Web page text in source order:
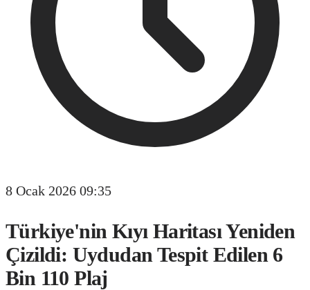
8 Ocak 2026 09:35
Türkiye'nin Kıyı Haritası Yeniden
Çizildi: Uydudan Tespit Edilen 6
Bin 110 Plaj